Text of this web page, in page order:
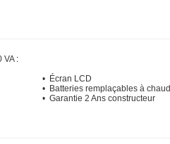
VA:
• Écran LCD
• Batteries remplaçables à chaud
• Garantie 2 Ans constructeur